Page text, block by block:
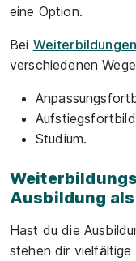
eine Option.
Bei Weiterbildungen
verschiedenen
Studium.
Ausbildung
Hast du die
stehen dir